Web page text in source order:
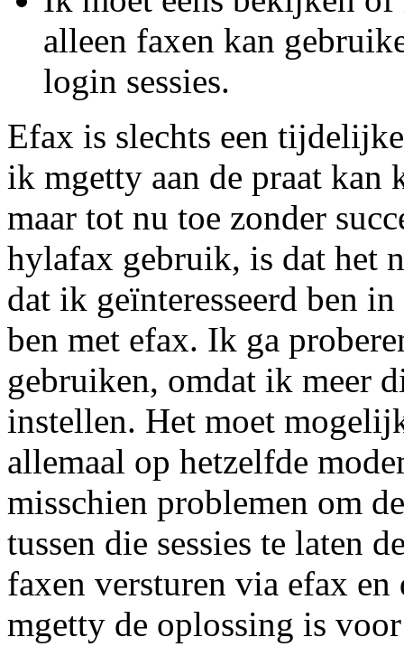
alleen faxen kan
login sessies.
Efax is slechts een
ik mgetty aan de praat kan
maar tot nu toe zonder
hylafax gebruik, is dat het
dat ik geïnteresseerd ben
ben met efax. Ik ga
gebruiken, omdat ik meer
instellen. Het moet
allemaal op hetzelfde
misschien problemen om
tussen die sessies te laten
faxen versturen via efax
mgetty de oplossing is